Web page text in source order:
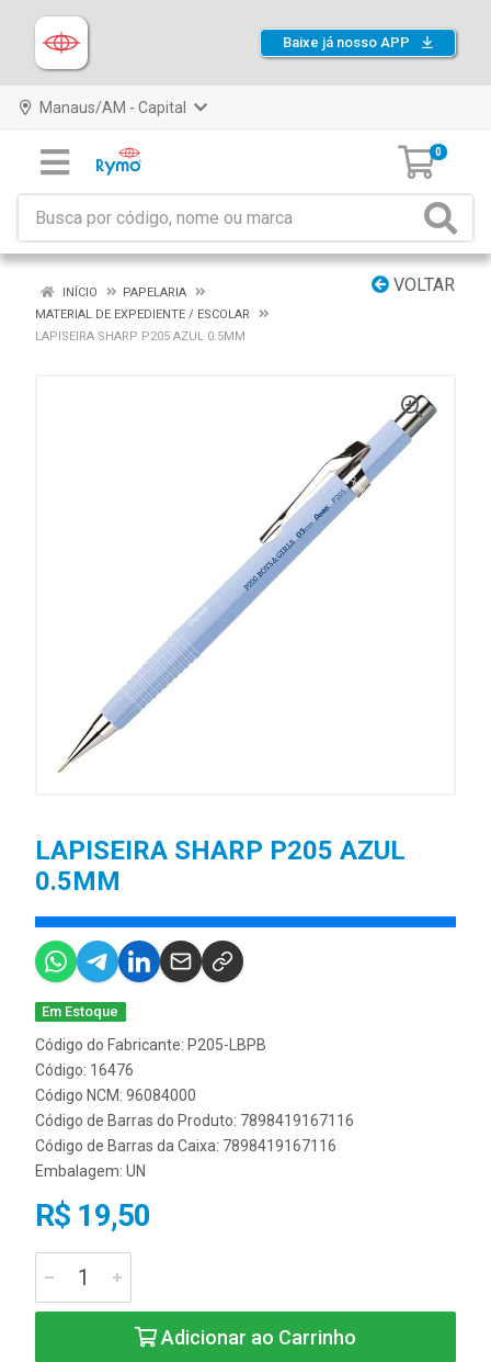
Baixe já nosso APP
Manaus/AM - Capital
0
VOLTAR
INÍCIO
PAPELARIA
MATERIAL DE EXPEDIENTE / ESCOLAR
LAPISEIRA SHARP P205 AZUL 0.5MM
LAPISEIRA SHARP P205 AZUL
0.5MM
Em Estoque
Código do Fabricante: P205-LBPB
Código: 16476
Código NCM: 96084000
Código de Barras do Produto: 7898419167116
Código de Barras da Caixa: 7898419167116
Embalagem: UN
R$ 19,50
Adicionar ao Carrinho